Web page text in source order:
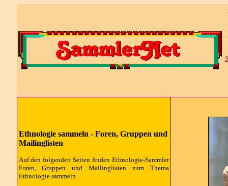
Ethnologie sammeln - Foren, Gruppen und
Mailinglisten
Auf den folgenden Seiten finden Ethnologie-Sammler
Foren, Gruppen und Mailinglisten zum Thema
Ethnologie sammeln.